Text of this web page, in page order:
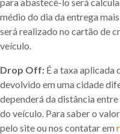
médio do dia da entrega
será realizado no cartão de
veículo.
Drop Off: É a taxa aplicada
devolvido em uma cidade
dependerá da distância
do veículo. Para saber o
pelo site ou nos contatar em